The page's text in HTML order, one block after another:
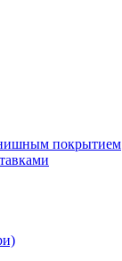
покрытием